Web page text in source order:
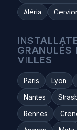
Aléria
GRANULÉS
VILLES
Paris Lyon
Nantes
Rennes